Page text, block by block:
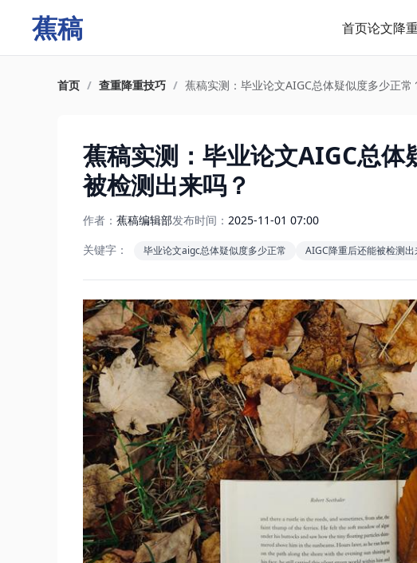
蕉稿 首页论文降
首页 / 查重降重技巧 / 蕉稿实测：毕业论文AIGC总体疑似度多少正常
蕉稿实测：毕业论文AIGC总
被检测出来吗？
作者： 蕉稿编辑部发布时间： 2025-11-01 07:00
关键字：
毕业论文aigc总体疑似度多少正常 AIGC降重后还能被检测